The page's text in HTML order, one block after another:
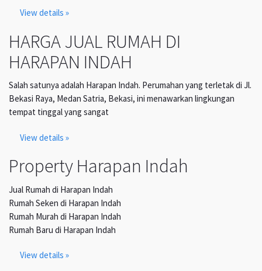
View details »
HARGA JUAL RUMAH DI
HARAPAN INDAH
Salah satunya adalah Harapan Indah. Perumahan yang terletak di Jl.
Bekasi Raya, Medan Satria, Bekasi, ini menawarkan lingkungan
tempat tinggal yang sangat
View details »
Property Harapan Indah
Jual Rumah di Harapan Indah
Rumah Seken di Harapan Indah
Rumah Murah di Harapan Indah
Rumah Baru di Harapan Indah
View details »